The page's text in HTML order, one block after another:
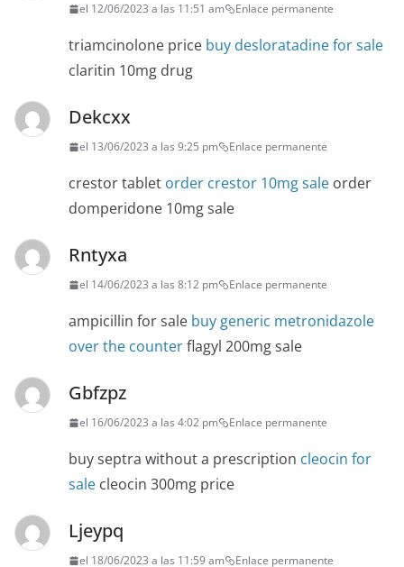
el 12/06/2023 a las 11:51 am Enlace permanente
triamcinolone price buy desloratadine for sale
claritin 10mg drug
Dekcxx
el 13/06/2023 a las 9:25 pm Enlace permanente
crestor tablet order crestor 10mg sale order
domperidone 10mg sale
Rntyxa
el 14/06/2023 a las 8:12 pm Enlace permanente
ampicillin for sale buy generic metronidazole
over the counterflagyl 200mg sale
Gbfzpz
el 16/06/2023 a las 4:02 pm Enlace permanente
buy septra without a prescription cleocin for
sale cleocin 300mg price
Ljeypq
el 18/06/2023 a las 11:59 am Enlace permanente